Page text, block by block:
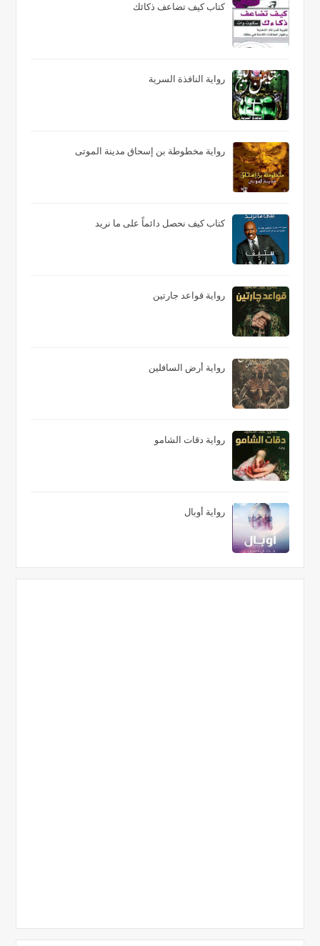
كتاب كيف تضاعف ذكائك
رواية النافذة السرية
رواية مخطوطة بن إسحاق مدينة الموتى
كتاب كيف نحصل دائماً على ما نريد
رواية قواعد جارتين
رواية أرض السافلين
رواية دقات الشامو
رواية أوبال